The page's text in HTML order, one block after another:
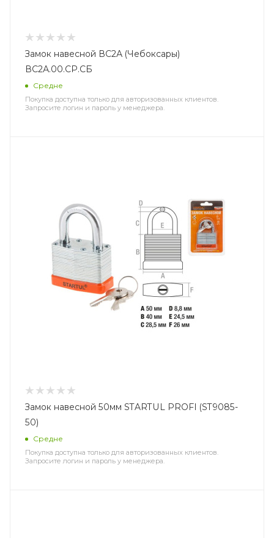
Замок навесной ВС2А (Чебоксары)
ВС2А.00.СР.СБ
Средне
Покупка доступна только для авторизованных клиентов.
Запросите логин и пароль у менеджера.
Замок навесной 50мм STARTUL PROFI (ST9085-
50)
Средне
Покупка доступна только для авторизованных клиентов.
Запросите логин и пароль у менеджера.